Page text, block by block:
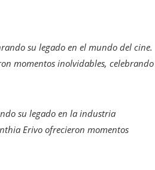
su legado en el mundo del cine.
momentos inolvidables, celebrando
su legado en la industria
Erivo ofrecieron momentos